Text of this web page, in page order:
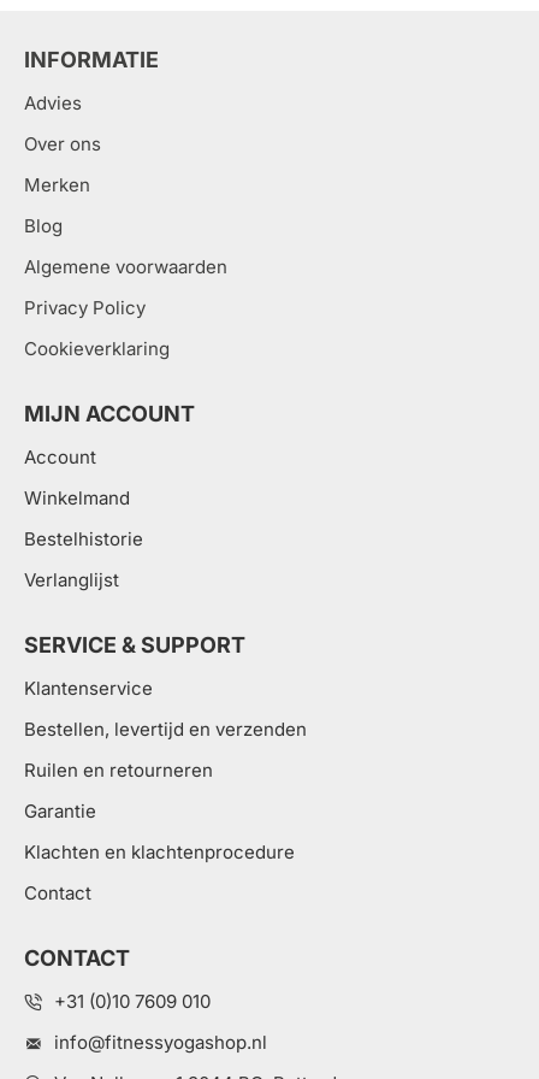
INFORMATIE
Advies
Over ons
Merken
Blog
Algemene voorwaarden
Privacy Policy
Cookieverklaring
MIJN ACCOUNT
Account
Winkelmand
Bestelhistorie
Verlanglijst
SERVICE & SUPPORT
Klantenservice
Bestellen, levertijd en verzenden
Ruilen en retourneren
Garantie
Klachten en klachtenprocedure
Contact
CONTACT
+31 (0)10 7609 010
info@fitnessyogashop.nl